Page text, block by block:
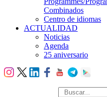
Combinados
Centro de idiomas
ACTUALIDAD
Noticias
Agenda
25 aniversario
búsqueda